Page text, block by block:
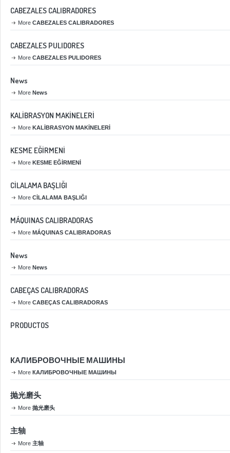
CABEZALES CALIBRADORES
More CABEZALES CALIBRADORES
CABEZALES PULIDORES
More CABEZALES PULIDORES
News
More News
KALİBRASYON MAKİNELERİ
More KALİBRASYON MAKİNELERİ
KESME EĞİRMENİ
More KESME EĞİRMENİ
CİLALAMA BAŞLIĞI
More CİLALAMA BAŞLIĞI
MÁQUINAS CALIBRADORAS
More MÁQUINAS CALIBRADORAS
News
More News
CABEÇAS CALIBRADORAS
More CABEÇAS CALIBRADORAS
PRODUCTOS
КАЛИБРОВОЧНЫЕ МАШИНЫ
More КАЛИБРОВОЧНЫЕ МАШИНЫ
抛光磨头
More 抛光磨头
主轴
More 主轴